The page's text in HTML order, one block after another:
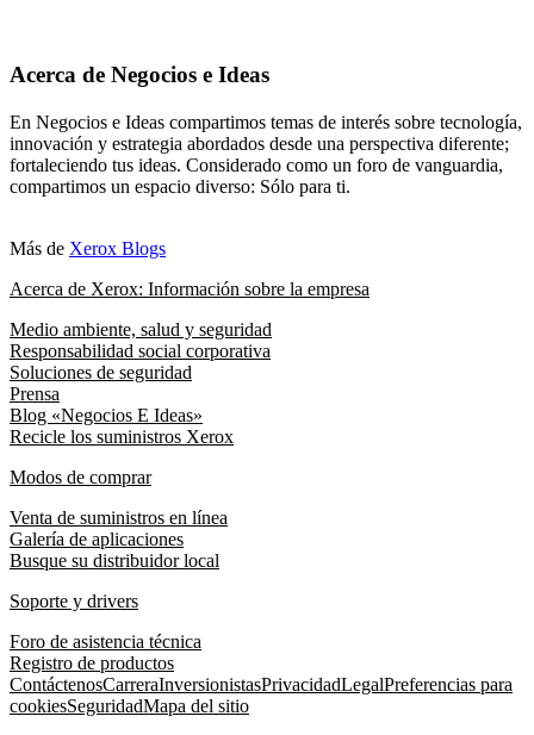
Acerca de Negocios e Ideas
En Negocios e Ideas compartimos temas de interés sobre tecnología,
innovación y estrategia abordados desde una perspectiva diferente;
fortaleciendo tus ideas. Considerado como un foro de vanguardia,
compartimos un espacio diverso: Sólo para ti.
Más de Xerox Blogs
Acerca de Xerox: Información sobre la empresa
Medio ambiente, salud y seguridad
Responsabilidad social corporativa
Soluciones de seguridad
Prensa
Blog «Negocios E Ideas»
Recicle los suministros Xerox
Modos de comprar
Venta de suministros en línea
Galería de aplicaciones
Busque su distribuidor local
Soporte y drivers
Foro de asistencia técnica
Registro de productos
ContáctenosCarreraInversionistasPrivacidadLegalPreferencias para
cookiesSeguridadMapa del sitio